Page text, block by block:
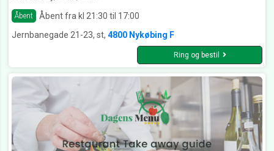
Åbent
Åbent fra kl 21:30 til 17:00
Jernbanegade 21-23, st, 4800 Nykøbing F
Ring og bestil